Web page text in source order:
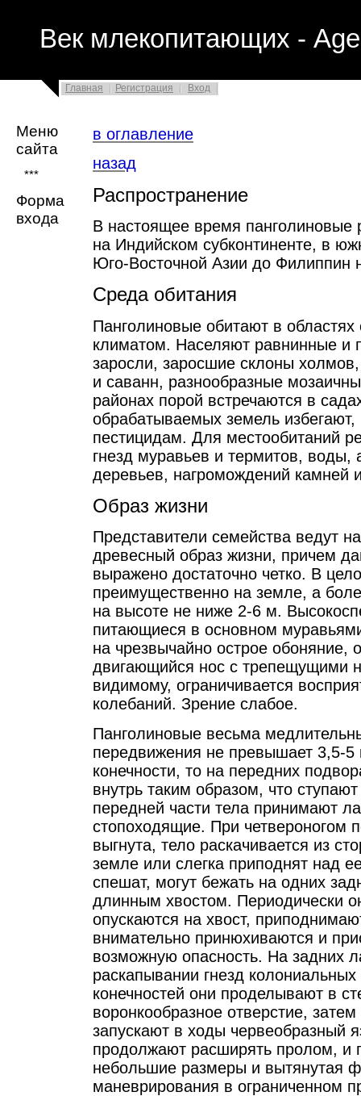
Век млекопитающих -
Главная Регистрация Вход
Меню
сайта
***
Форма
входа
в оглавление
назад
Распространение
В настоящее время панголиновые
на Индийском субконтиненте, в
Юго-Восточной Азии до Филиппин
Среда обитания
Панголиновые обитают в областях
климатом. Населяют равнинные и
заросли, заросшие склоны
и саванн, разнообразные
районах порой встречаются в
обрабатываемых земель избегают,
пестицидам. Для местообитаний
гнезд муравьев и термитов,
деревьев, нагромождений камней
Образ жизни
Представители семейства ведут
древесный образ жизни, причем
выражено достаточно четко. В
преимущественно на земле, а
на высоте не ниже 2-6 м.
питающиеся в основном
на чрезвычайно острое обоняние,
двигающийся нос с трепещущими
видимому, ограничивается
колебаний. Зрение слабое.
Панголиновые весьма
передвижения не превышает 3,5-5
конечности, то на передних
внутрь таким образом, что
передней части тела принимают
стопоходящие. При четвероногом
выгнута, тело раскачивается из
земле или слегка приподнят над
спешат, могут бежать на одних
длинным хвостом. Периодически
опускаются на хвост,
внимательно принюхиваются и
возможную опасность. На задних
раскапывании гнезд
конечностей они проделывают в
воронкообразное отверстие,
запускают в ходы червеобразный
продолжают расширять пролом, и
небольшие размеры и вытянутая
маневрирования в ограниченном